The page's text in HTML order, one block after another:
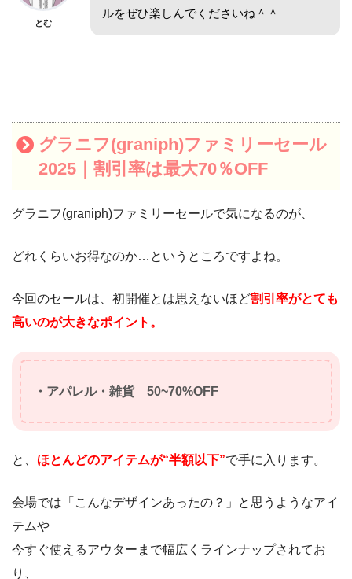
とむ
ルをぜひ楽しんでくださいね＾＾
グラニフ(graniph)ファミリーセール
2025｜割引率は最大70％OFF
グラニフ(graniph)ファミリーセールで気になるのが、
どれくらいお得なのか…というところですよね。
今回のセールは、初開催とは思えないほど割引率がとても
高いのが大きなポイント。
・アパレル・雑貨 50~70%OFF
と、 ほとんどのアイテムが“半額以下”で手に入ります。
会場では「こんなデザインあったの？」と思うようなアイ
テムや
今すぐ使えるアウターまで幅広くラインナップされてお
り、